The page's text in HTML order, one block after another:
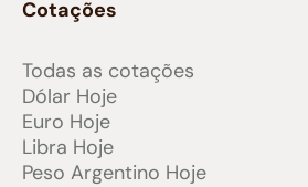
Cotações
Todas as cotações
Dólar Hoje
Euro Hoje
Libra Hoje
Peso Argentino Hoje